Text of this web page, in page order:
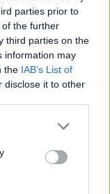
parties prior to
the further
third parties on the
information may
the IAB’s List of
disclose it to other
που είδε τον